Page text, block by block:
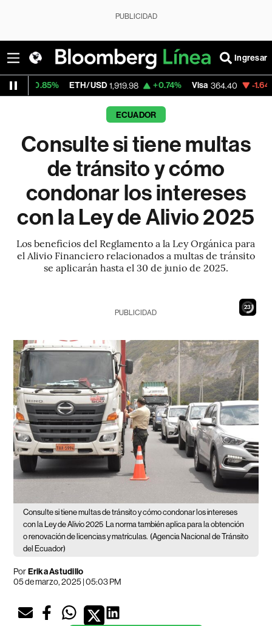
PUBLICIDAD
Ingresar
ETH/USD 1,919.98 +0.74% Visa 364.40 -1.64%
ECUADOR
Consulte si tiene multas
de tránsito y cómo
condonar los intereses
con la Ley de Alivio 2025
Los beneficios del Reglamento a la Ley Orgánica para
el Alivio Financiero relacionados a multas de tránsito
se aplicarán hasta el 30 de junio de 2025.
21
PUBLICIDAD
Consulte si tiene multas de tránsito y cómo condonar los intereses
con la Ley de Alivio 2025
La norma también aplica para la obtención
o renovación de licencias y matrículas. (Agencia Nacional de Tránsito
del Ecuador)
PorErika Astudillo
05 de marzo, 2025 | 05:03 PM